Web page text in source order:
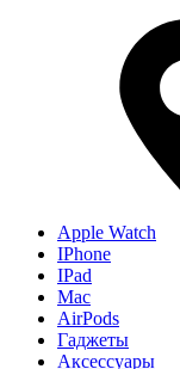
Apple Watch
IPhone
IPad
Mac
AirPods
Гаджеты
Аксессуары